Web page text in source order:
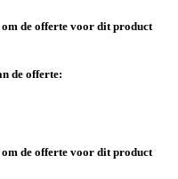
de offerte voor dit product
de offerte:
de offerte voor dit product